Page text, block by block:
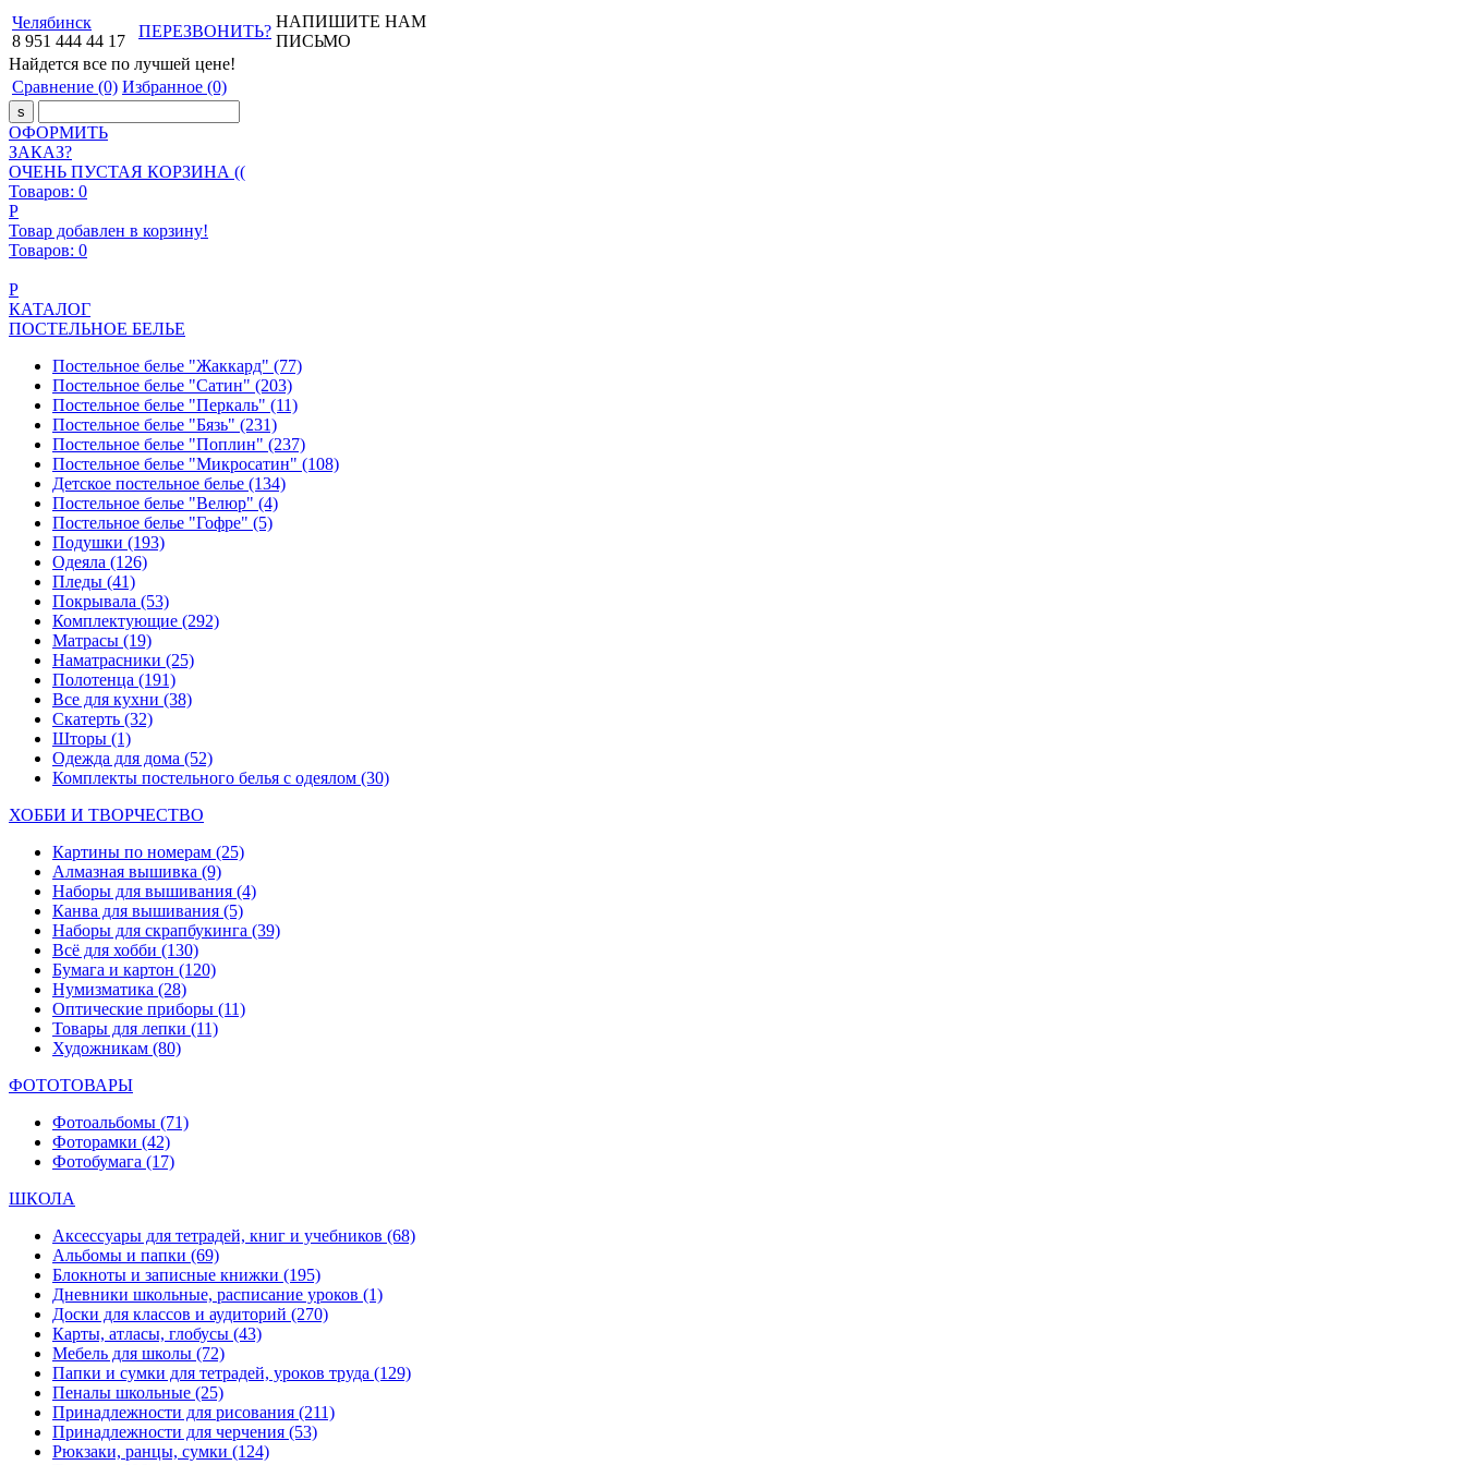
Челябинск
8 951 444 44 17
ПЕРЕЗВОНИТЬ?
НАПИШИТЕ НАМ
ПИСЬМО
Найдется все по лучшей цене!
Сравнение (0) Избранное (0)
ОФОРМИТЬ
ЗАКАЗ?
ОЧЕНЬ ПУСТАЯ КОРЗИНА ((
Товаров: 0
Р
Товар добавлен в корзину!
Товаров: 0
Р
КАТАЛОГ
ПОСТЕЛЬНОЕ БЕЛЬЕ
Постельное белье "Жаккард" (77)
Постельное белье "Сатин" (203)
Постельное белье "Перкаль" (11)
Постельное белье "Бязь" (231)
Постельное белье "Поплин" (237)
Постельное белье "Микросатин" (108)
Детское постельное белье (134)
Постельное белье "Велюр" (4)
Постельное белье "Гофре" (5)
Подушки (193)
Одеяла (126)
Пледы (41)
Покрывала (53)
Комплектующие (292)
Матрасы (19)
Наматрасники (25)
Полотенца (191)
Все для кухни (38)
Скатерть (32)
Шторы (1)
Одежда для дома (52)
Комплекты постельного белья с одеялом (30)
ХОББИ И ТВОРЧЕСТВО
Картины по номерам (25)
Алмазная вышивка (9)
Наборы для вышивания (4)
Канва для вышивания (5)
Наборы для скрапбукинга (39)
Всё для хобби (130)
Бумага и картон (120)
Нумизматика (28)
Оптические приборы (11)
Товары для лепки (11)
Художникам (80)
ФОТОТОВАРЫ
Фотоальбомы (71)
Фоторамки (42)
Фотобумага (17)
ШКОЛА
Аксессуары для тетрадей, книг и учебников (68)
Альбомы и папки (69)
Блокноты и записные книжки (195)
Дневники школьные, расписание уроков (1)
Доски для классов и аудиторий (270)
Карты, атласы, глобусы (43)
Мебель для школы (72)
Папки и сумки для тетрадей, уроков труда (129)
Пеналы школьные (25)
Принадлежности для рисования (211)
Принадлежности для черчения (53)
Рюкзаки, ранцы, сумки (124)